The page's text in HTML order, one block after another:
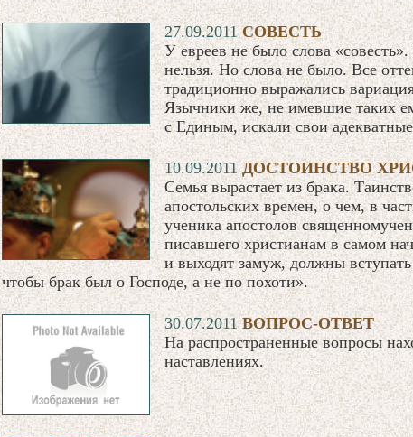
27.09.2011СОВЕСТЬ
У евреев не было слова
нельзя. Но слова не было. Все
традиционно выражались
Язычники же, не имевшие таких
с Единым, искали свои
10.09.2011ДОСТОИНСТВО
Семья вырастает из брака.
апостольских времен, о чем, в
ученика апостолов
писавшего христианам в самом
и выходят замуж, должны
чтобы брак был о Господе, а не по похоти».
30.07.2011ВОПРОС-ОТВЕТ
На распространенные вопросы
наставлениях.